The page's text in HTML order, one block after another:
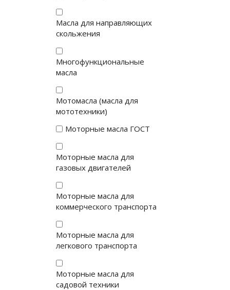
Масла для направляющих
скольжения
Многофункциональные
масла
Мотомасла (масла для
мототехники)
Моторные масла ГОСТ
Моторные масла для
газовых двигателей
Моторные масла для
коммерческого транспорта
Моторные масла для
легкового транспорта
Моторные масла для
садовой техники